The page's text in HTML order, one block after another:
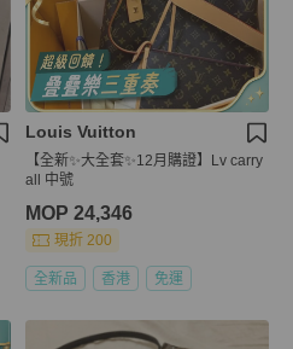
Louis Vuitton
【全新✨大全套✨12月購證】Lv carry
all 中號
MOP 24,346
現折 200
全新品 香港 免運